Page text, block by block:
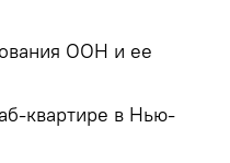
ООН и ее
квартире в Нью-